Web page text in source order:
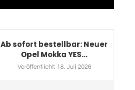
Ab sofort bestellbar: Neuer
Opel Mokka YES...
Veröffentlicht: 18. Juli 2026